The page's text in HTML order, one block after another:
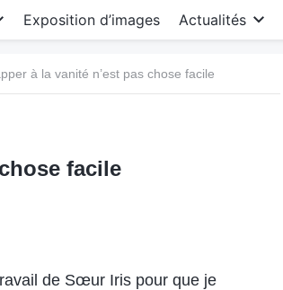
Exposition d’images Actualités
à la vanité n’est pas chose facile
facile
de Sœur Iris pour que je